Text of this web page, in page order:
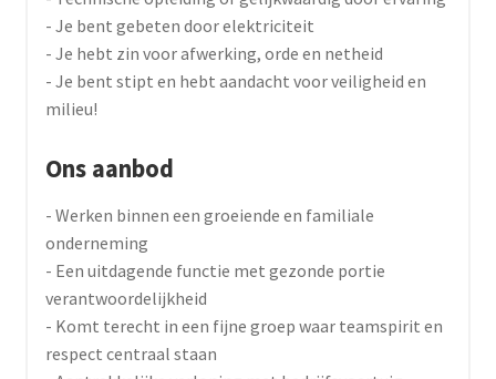
- Je bent gebeten door elektriciteit
- Je hebt zin voor afwerking, orde en netheid
- Je bent stipt en hebt aandacht voor veiligheid en
milieu!
Ons aanbod
- Werken binnen een groeiende en familiale
onderneming
- Een uitdagende functie met gezonde portie
verantwoordelijkheid
- Komt terecht in een fijne groep waar teamspirit en
respect centraal staan